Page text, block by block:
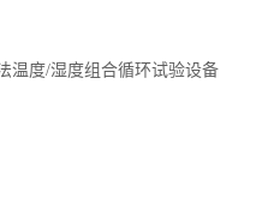
温度/湿度组合循环试验设备